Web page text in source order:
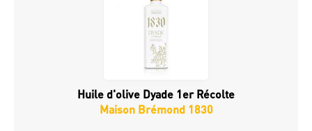
Huile d'olive Dyade 1er Récolte
Maison Brémond 1830